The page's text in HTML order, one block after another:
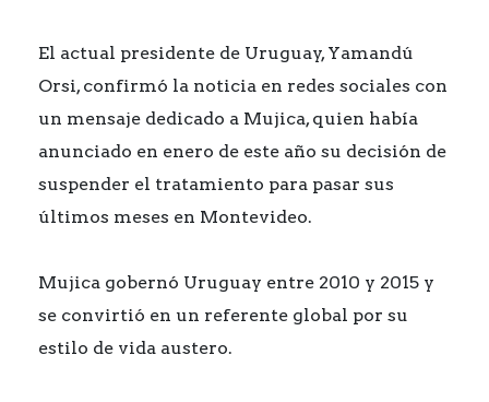
El actual presidente de Uruguay, Yamandú
Orsi, confirmó la noticia en redes sociales con
un mensaje dedicado a Mujica, quien había
anunciado en enero de este año su decisión de
suspender el tratamiento para pasar sus
últimos meses en Montevideo.
Mujica gobernó Uruguay entre 2010 y 2015 y
se convirtió en un referente global por su
estilo de vida austero.